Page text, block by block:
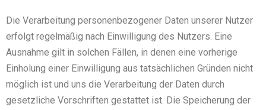
Die Verarbeitung personenbezogener Daten unserer Nutzer
erfolgt regelmäßig nach Einwilligung des Nutzers. Eine
Ausnahme gilt in solchen Fällen, in denen eine vorherige
Einholung einer Einwilligung aus tatsächlichen Gründen nicht
möglich ist und uns die Verarbeitung der Daten durch
gesetzliche Vorschriften gestattet ist. Die Speicherung der